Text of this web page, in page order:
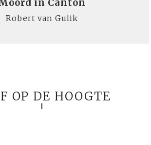
in Canton
Robert van Gulik
OP DE HOOGTE